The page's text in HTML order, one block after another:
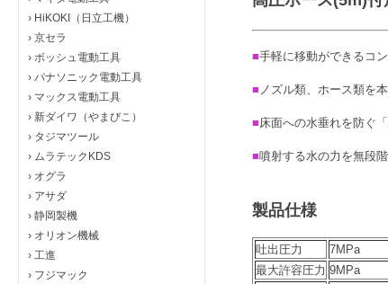
› HiKOKI（日立工機）
› 京セラ
› ボッシュ電動工具
› パナソニック電動工具
› マックス電動工具
› 新ダイワ（やまびこ）
› タジマツール
› ムラテックKDS
› オグラ
› アサダ
› 静岡製機
› オリオン機械
› 工進
› フジマック
■手軽に移動ができるコ
■ ノズル類、ホース類を
■床面への水垂れを防ぐ
■噴射する水の力を無段
製品仕様
吐出圧力
7MPa
最大許容圧力 9MPa